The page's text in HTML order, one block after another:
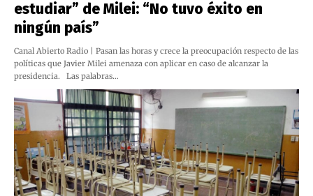
estudiar” de Milei: “No tuvo éxito en
ningún país”
Canal Abierto Radio | Pasan las horas y crece la preocupación respecto de las
políticas que Javier Milei amenaza con aplicar en caso de alcanzar la
presidencia. Las palabras…